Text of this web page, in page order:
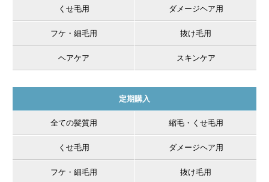
に髪を美しくしていきます。
従来のスタイリング剤は髪がアルカリ性に傾き、毛先が枝毛
になりキューティクルが開いているのに対して、デザイナー
を使用した髪は弱酸性になりキューティクルが閉じている。
くせ毛用 ダメージヘア用
フケ・細毛用 抜け毛用
ヘアケア スキンケア
定期購入
全ての髪質用 縮毛・くせ毛用
くせ毛用 ダメージヘア用
フケ・細毛用 抜け毛用